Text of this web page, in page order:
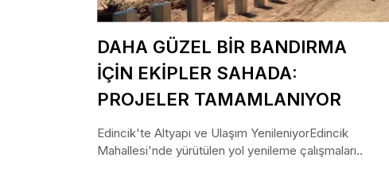
DAHA GÜZEL BİR BANDIRMA
İÇİN EKİPLER SAHADA:
PROJELER TAMAMLANIYOR
Edincik'te Altyapı ve Ulaşım YenileniyorEdincik
Mahallesi'nde yürütülen yol yenileme çalışmaları..